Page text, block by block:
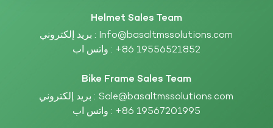
Helmet Sales Team
بريد إلكتروني : Info@basaltmssolutions.com
واتس اب : +86 19556521852
Bike Frame Sales Team
بريد إلكتروني : Sale@basaltmssolutions.com
واتس اب : +86 19567201995